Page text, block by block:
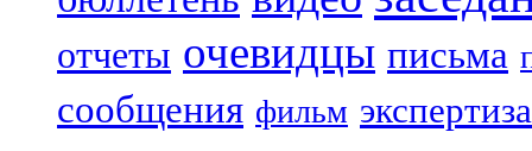
отчеты очевидцы письма
сообщения фильм экспертиза